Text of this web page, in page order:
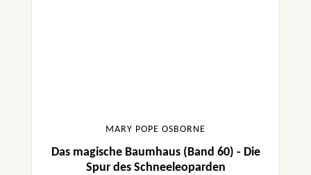
MARY POPE OSBORNE
Das magische Baumhaus (Band 60) - Die
Spur des Schneeleoparden